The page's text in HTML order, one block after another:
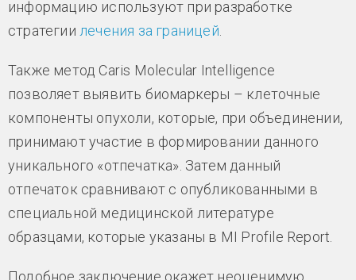
информацию используют при разработке
стратегии лечения за границей
Также метод Caris Molecular Intelligence
позволяет выявить биомаркеры – клеточные
компоненты опухоли, которые, при объединении,
принимают участие в формировании данного
уникального «отпечатка». Затем данный
отпечаток сравнивают с опубликованными в
специальной медицинской литературе
образцами, которые указаны в MI Profile Report.
Подобное заключение окажет неоценимую